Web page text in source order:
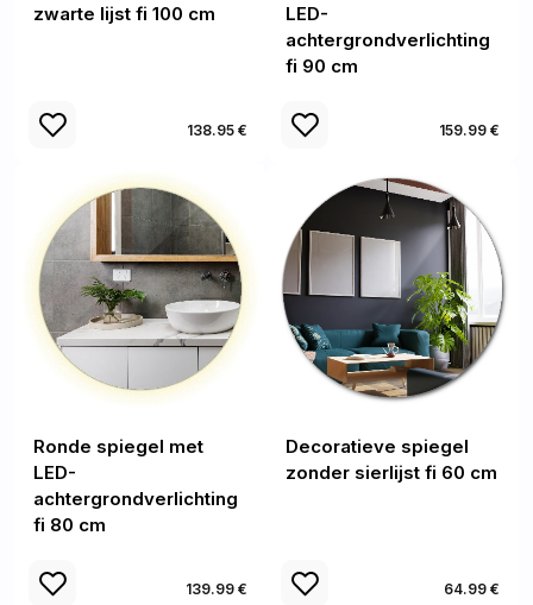
zwarte lijst fi 100 cm
138.95 €
LED-
achtergrondverlichting
fi 90 cm
159.99 €
Ronde spiegel met
LED-
achtergrondverlichting
fi 80 cm
139.99 €
Decoratieve spiegel
zonder sierlijst fi 60 cm
64.99 €